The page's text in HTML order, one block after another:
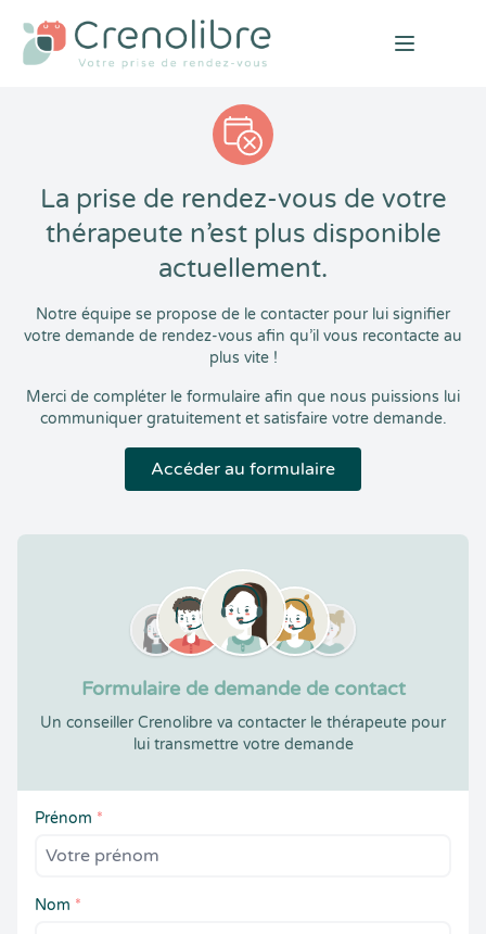
Open
La prise de rendez-vous de votre
thérapeute n’est plus disponible
actuellement.
Notre équipe se propose de le contacter pour lui signifier
votre demande de rendez-vous afin qu’il vous recontacte au
plus vite !
Merci de compléter le formulaire afin que nous puissions lui
communiquer gratuitement et satisfaire votre demande.
Accéder au formulaire
Formulaire de demande de contact
Un conseiller Crenolibre va contacter le thérapeute pour
lui transmettre votre demande
Prénom *
Nom *